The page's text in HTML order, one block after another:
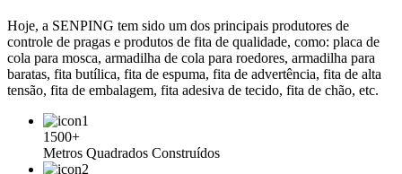
Hoje, a SENPING tem sido um dos principais produtores de
controle de pragas e produtos de fita de qualidade, como: placa de
cola para mosca, armadilha de cola para roedores, armadilha para
baratas, fita butílica, fita de espuma, fita de advertência, fita de alta
tensão, fita de embalagem, fita adesiva de tecido, fita de chão, etc.
1500+
Metros Quadrados Construídos